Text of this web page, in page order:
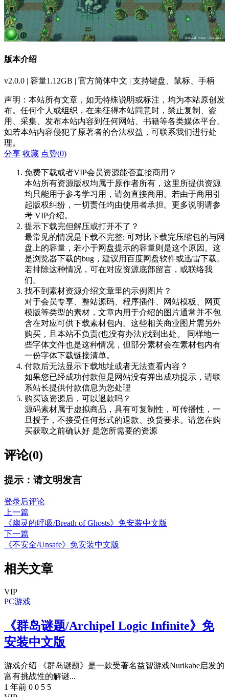
版本介绍
v2.0.0 | 容量1.12GB | 官方简体中文 | 支持键盘、鼠标、手柄
声明：本站所有文章，如无特殊说明或标注，均为本站原创发
布。任何个人或组织，在未征得本站同意时，禁止复制、盗
用、采集、发布本站内容到任何网站、书籍等各类媒体平台。
如若本站内容侵犯了原著者的合法权益，可联系我们进行处
理。
分享 收藏 点赞(0)
免费下载或者VIP会员资源能否直接商用？
本站所有资源版权均属于原作者所有，这里所提供资源
均只能用于参考学习用，请勿直接商用。若由于商用引
起版权纠纷，一切责任均由使用者承担。更多说明请参
考 VIP介绍。
提示下载完但解压或打开不了？
最常见的情况是下载不完整: 可对比下载完压缩包的与网
盘上的容量，若小于网盘提示的容量则是这个原因。这
是浏览器下载的bug，建议用百度网盘软件或迅雷下载。
若排除这种情况，可在对应资源底部留言，或联络我
们。
找不到素材资源介绍文章里的示例图片？
对于会员专享、整站源码、程序插件、网站模板、网页
模版等类型的素材，文章内用于介绍的图片通常并不包
含在对应可供下载素材包内。这些相关商业图片需另外
购买，且本站不负责(也没有办法)找到出处。 同样地一
些字体文件也是这种情况，但部分素材会在素材包内有
一份字体下载链接清单。
付款后无法显示下载地址或者无法查看内容？
如果您已经成功付款但是网站没有弹出成功提示，请联
系站长提供付款信息为您处理
购买该资源后，可以退款吗？
源码素材属于虚拟商品，具有可复制性，可传播性，一
旦授予，不接受任何形式的退款、换货要求。请您在购
买获取之前确认好 是您所需要的资源
评论(0)
提示：请文明发言
登录后评论
上一篇
《幽灵的呼吸/Breath of Ghosts》免安装中文版
下一篇
《不安全/Unsafe》免安装中文版
相关文章
VIP
PC游戏
《群岛谜题/Archipel Logic Infinite》免
安装中文版
游戏介绍 《群岛谜题》是一款受著名益智游戏Nurikabe启发的
富有挑战性的解谜...
1 年前 0 0 5 5